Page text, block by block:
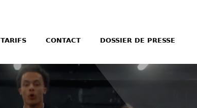
TARIFS CONTACT DOSSIER DE PRESSE